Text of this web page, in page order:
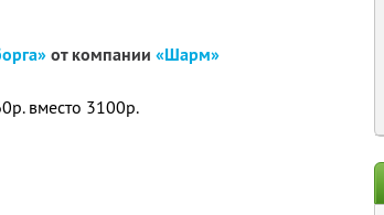
от компании «Шарм»
вместо 3100р.